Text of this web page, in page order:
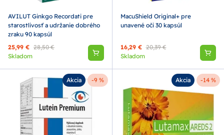
AVILUT Ginkgo Recordati pre
starostlivosť a udržanie dobrého
zraku 90 kapsúl
25,99 € 28,50 €
Skladom
MacuShield Original+ pre
unavené oči 30 kapsúl
16,29 € 20,39 €
Skladom
Akcia -9 % Akcia -14 %